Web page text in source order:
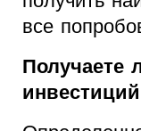
все
Получаете